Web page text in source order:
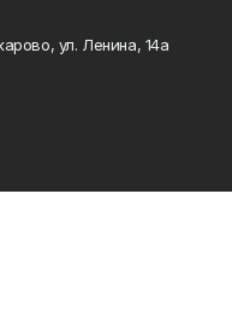
ул. Ленина, 14а